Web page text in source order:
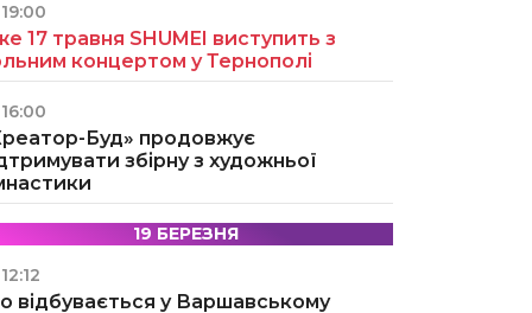
19:00
17 травня SHUMEI виступить з
концертом у Тернополі
16:00
Буд» продовжує
збірну з художньої
19 БЕРЕЗНЯ
12:12
відбувається у Варшавському